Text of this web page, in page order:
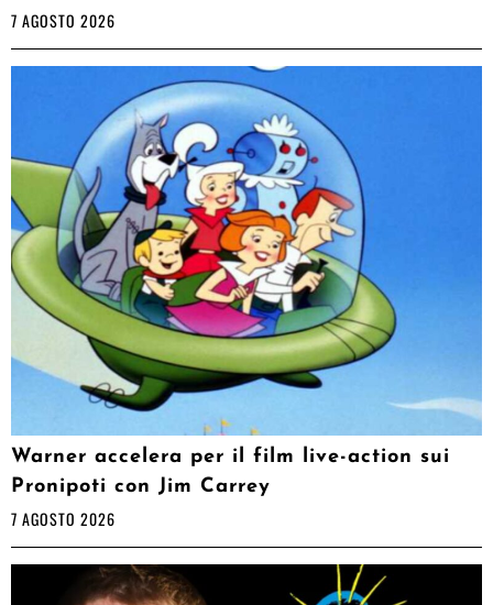
7 AGOSTO 2026
Warner accelera per il film live-action sui
Pronipoti con Jim Carrey
7 AGOSTO 2026